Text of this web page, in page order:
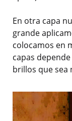
En otra capa
grande
colocamos en
capas
brillos que sea